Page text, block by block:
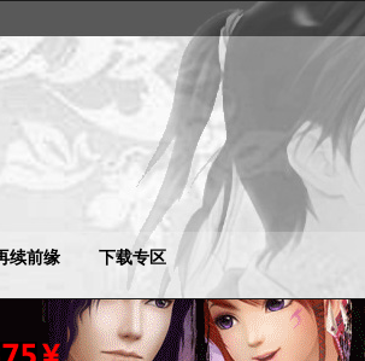
续前缘 下载专区